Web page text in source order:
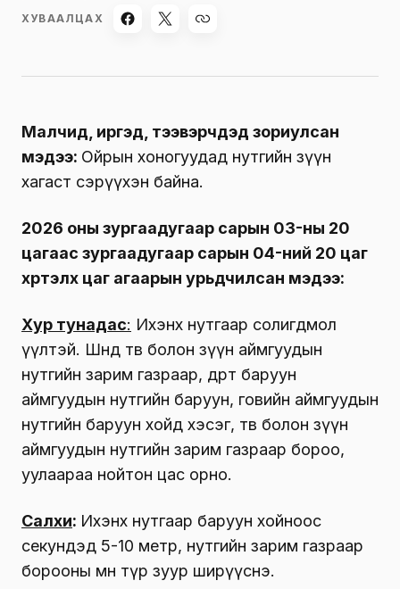
ХУВААЛЦАХ
Малчид, иргэд, тээвэрчдэд зориулсан
мэдээ: Ойрын хоногуудад нутгийн зүүн
хагаст сэрүүхэн байна.
2026 оны зургаадугаар сарын 03-ны 20
цагаас зургаадугаар сарын 04-ний 20 цаг
хүртэлх цаг агаарын урьдчилсан мэдээ:
Хур тунадас: Ихэнх нутгаар солигдмол
үүлтэй. Шөнөдөө төв болон зүүн аймгуудын
нутгийн зарим газраар, өдөртөө баруун
аймгуудын нутгийн баруун, говийн аймгуудын
нутгийн баруун хойд хэсэг, төв болон зүүн
аймгуудын нутгийн зарим газраар бороо,
уулаараа нойтон цас орно.
Салхи: Ихэнх нутгаар баруун хойноос
секундэд 5-10 метр, нутгийн зарим газраар
борооны өмнө түр зуур ширүүснэ.